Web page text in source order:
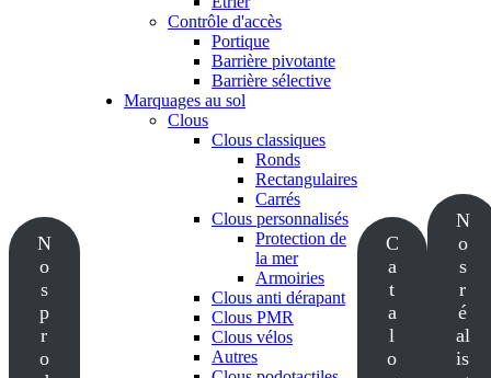
N
o
s
p
r
o
Contrôle d'accès
Portique
Barrière pivotante
Barrière sélective
Marquages au sol
Clous
Clous classiques
Ronds
Rectangulaires
Carrés
Clous personnalisés
Protection de
la mer
Armoiries
Clous anti dérapant
Clous PMR
Clous vélos
Autres
C
a
t
a
l
o
N
o
s
r
é
al
is